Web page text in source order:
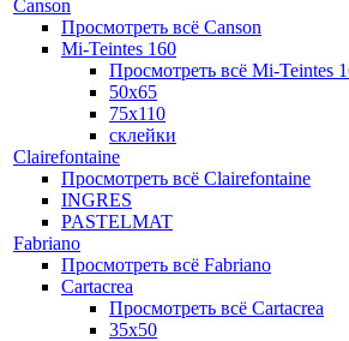
Canson
Просмотреть всё Canson
Mi-Teintes 160
Просмотреть всё Mi-Teintes
50х65
75х110
склейки
Clairefontaine
Просмотреть всё Clairefontaine
INGRES
PASTELMAT
Fabriano
Просмотреть всё Fabriano
Cartacrea
Просмотреть всё Cartacrea
35х50